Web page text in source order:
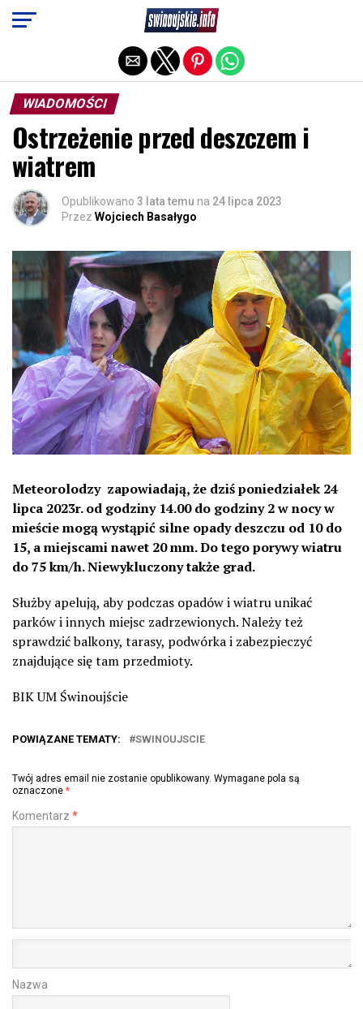
WIADOMOŚCI
Ostrzeżenie przed deszczem i
wiatrem
Opublikowano 3 lata temu na 24 lipca 2023
Przez Wojciech Basałygo
Meteorolodzy zapowiadają, że dziś poniedziałek 24
lipca 2023r. od godziny 14.00 do godziny 2 w nocy w
mieście mogą wystąpić silne opady deszczu od 10 do
15, a miejscami nawet 20 mm. Do tego porywy wiatru
do 75 km/h. Niewykluczony także grad.
Służby apelują, aby podczas opadów i wiatru unikać
parków i innych miejsc zadrzewionych. Należy też
sprawdzić balkony, tarasy, podwórka i zabezpieczyć
znajdujące się tam przedmioty.
BIK UM Świnoujście
POWIĄZANE TEMATY: SWINOUJSCIE
Twój adres email nie zostanie opublikowany. Wymagane pola są
oznaczone *
Komentarz *
Nazwa
Exit mobile version